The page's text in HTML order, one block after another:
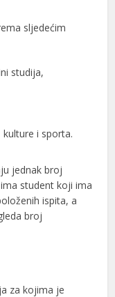
sljedećim
studija,
i sporta.
jednak broj
student koji ima
ispita, a
broj
za kojima je